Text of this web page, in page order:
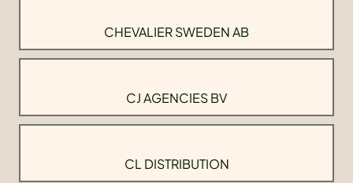
CHEVALIER SWEDEN AB
CJ AGENCIES BV
CL DISTRIBUTION